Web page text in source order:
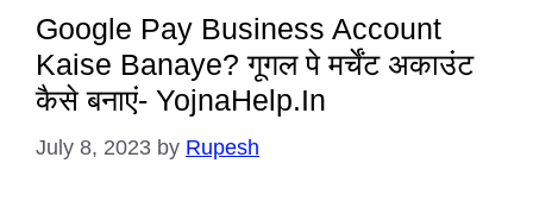
Google Pay Business Account
Kaise Banaye? गूगल पे मर्चेंट अकाउंट
कैसे बनाएं- YojnaHelp.In
July 8, 2023 by Rupesh